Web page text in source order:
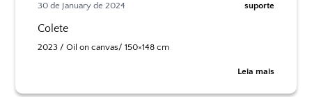
30 de January de 2024 suporte
Colete
2023 / Oil on canvas/ 150×148 cm
Leia mais